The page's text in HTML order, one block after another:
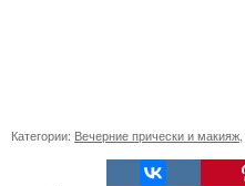
Категории: Вечерние прически и макияж